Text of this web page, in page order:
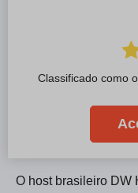
O host brasileiro DW
Classificado como